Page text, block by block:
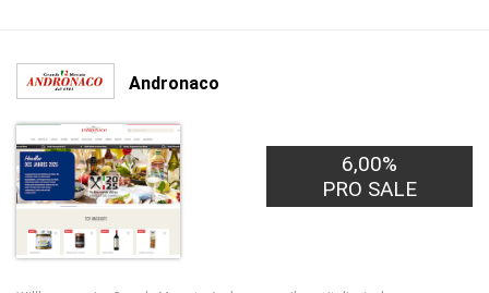
Andronaco
6,00%
PRO SALE